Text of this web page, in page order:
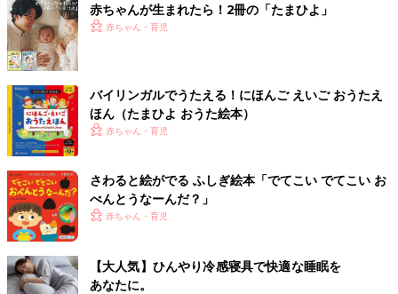
楽天ブックスで購入する（送料無料）
赤ちゃんが生まれたら！2冊の「たまひよ」
赤ちゃん・育児
バイリンガルでうたえる！にほんご えいご おうたえ
ほん（たまひよ おうた絵本）
赤ちゃん・育児
さわると絵がでる ふしぎ絵本「でてこい でてこい お
べんとうなーんだ？」
赤ちゃん・育児
【大人気】ひんやり冷感寝具で快適な睡眠を
あなたに。